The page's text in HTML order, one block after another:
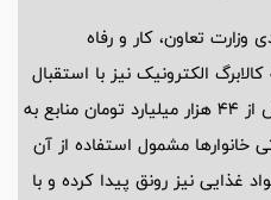
وزارت تعاون، کار و رفاه
الکترونیک نیز با استقبال
زیادی روبرو بوده است، گفت: بیش از ۴۴ هزار میلیارد تومان منابع به
خانوارها مشمول استفاده از آن
غذایی نیز رونق پیدا کرده و با